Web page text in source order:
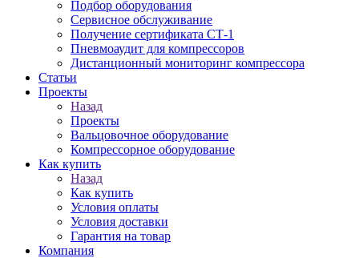
Подбор оборудования
Сервисное обслуживание
Получение сертификата СТ-1
Пневмоаудит для компрессоров
Дистанционный мониторинг компрессора
Статьи
Проекты
Назад
Проекты
Вальцовочное оборудование
Компрессорное оборудование
Как купить
Назад
Как купить
Условия оплаты
Условия доставки
Гарантия на товар
Компания